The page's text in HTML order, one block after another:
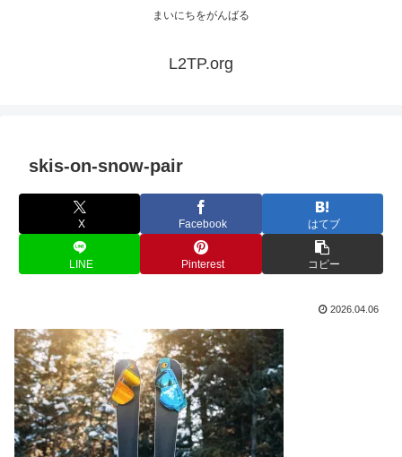
まいにちをがんばる
L2TP.org
skis-on-snow-pair
X Facebook はてブ
LINE Pinterest コピー
2026.04.06